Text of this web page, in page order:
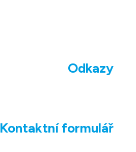
Odkazy
Kontaktní formulář